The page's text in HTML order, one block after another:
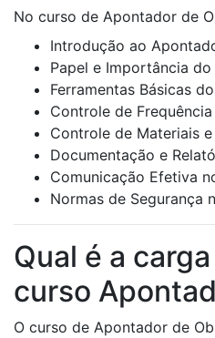
No curso de Apontador de
Introdução ao
Papel e Importância
Ferramentas Básicas
Controle de
Controle de Materiais
Documentação e
Comunicação Efetiva
Normas de Segurança
Qual é a
curso
O curso de Apontador de